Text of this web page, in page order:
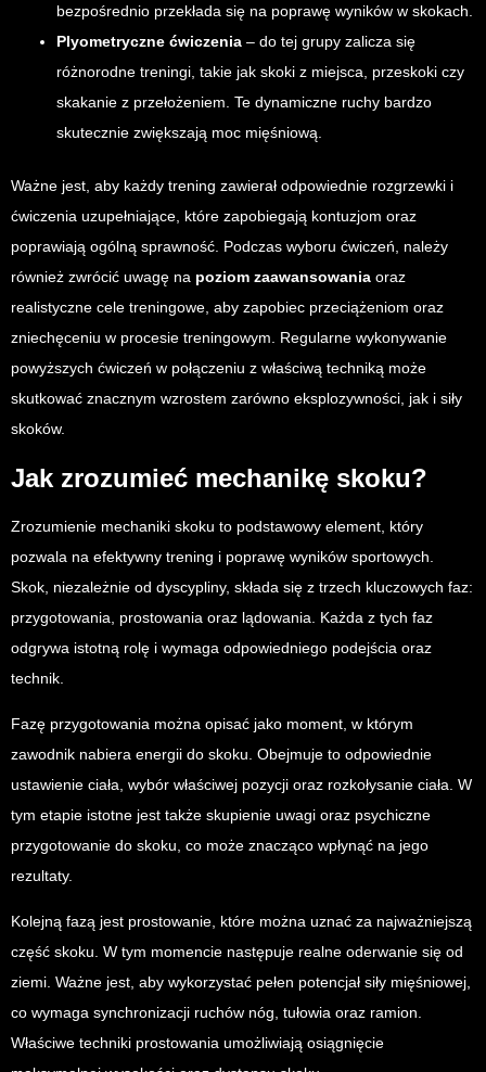
bezpośrednio przekłada się na poprawę wyników w skokach.
Plyometryczne ćwiczenia – do tej grupy zalicza się
różnorodne treningi, takie jak skoki z miejsca, przeskoki czy
skakanie z przełożeniem. Te dynamiczne ruchy bardzo
skutecznie zwiększają moc mięśniową.
Ważne jest, aby każdy trening zawierał odpowiednie rozgrzewki i
ćwiczenia uzupełniające, które zapobiegają kontuzjom oraz
poprawiają ogólną sprawność. Podczas wyboru ćwiczeń, należy
również zwrócić uwagę na poziom zaawansowania oraz
realistyczne cele treningowe, aby zapobiec przeciążeniom oraz
zniechęceniu w procesie treningowym. Regularne wykonywanie
powyższych ćwiczeń w połączeniu z właściwą techniką może
skutkować znacznym wzrostem zarówno eksplozywności, jak i siły
skoków.
Jak zrozumieć mechanikę skoku?
Zrozumienie mechaniki skoku to podstawowy element, który
pozwala na efektywny trening i poprawę wyników sportowych.
Skok, niezależnie od dyscypliny, składa się z trzech kluczowych faz:
przygotowania, prostowania oraz lądowania. Każda z tych faz
odgrywa istotną rolę i wymaga odpowiedniego podejścia oraz
technik.
Fazę przygotowania można opisać jako moment, w którym
zawodnik nabiera energii do skoku. Obejmuje to odpowiednie
ustawienie ciała, wybór właściwej pozycji oraz rozkołysanie ciała. W
tym etapie istotne jest także skupienie uwagi oraz psychiczne
przygotowanie do skoku, co może znacząco wpłynąć na jego
rezultaty.
Kolejną fazą jest prostowanie, które można uznać za najważniejszą
część skoku. W tym momencie następuje realne oderwanie się od
ziemi. Ważne jest, aby wykorzystać pełen potencjał siły mięśniowej,
co wymaga synchronizacji ruchów nóg, tułowia oraz ramion.
Właściwe techniki prostowania umożliwiają osiągnięcie